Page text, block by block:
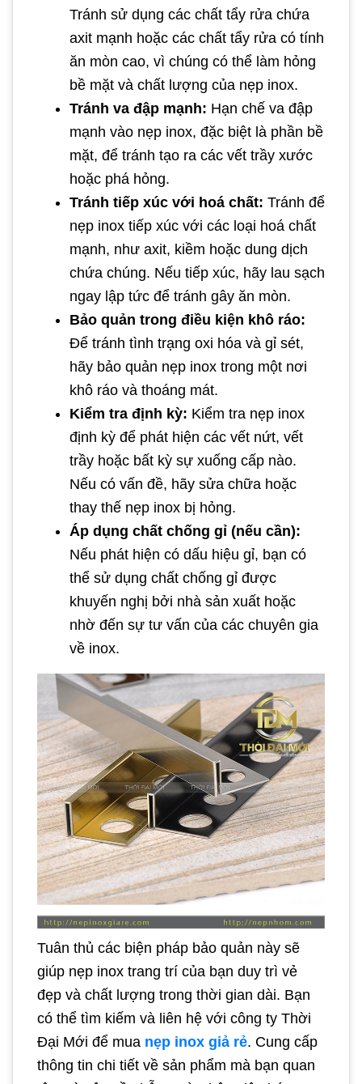
Tránh sử dụng các chất tẩy rửa chứa
axit mạnh hoặc các chất tẩy rửa có tính
ăn mòn cao, vì chúng có thể làm hỏng
bề mặt và chất lượng của nẹp inox.
Tránh va đập mạnh: Hạn chế va đập
mạnh vào nẹp inox, đặc biệt là phần bề
mặt, để tránh tạo ra các vết trầy xước
hoặc phá hỏng.
Tránh tiếp xúc với hoá chất: Tránh để
nẹp inox tiếp xúc với các loại hoá chất
mạnh, như axit, kiềm hoặc dung dịch
chứa chúng. Nếu tiếp xúc, hãy lau sạch
ngay lập tức để tránh gây ăn mòn.
Bảo quản trong điều kiện khô ráo:
Để tránh tình trạng oxi hóa và gỉ sét,
hãy bảo quản nẹp inox trong một nơi
khô ráo và thoáng mát.
Kiểm tra định kỳ: Kiểm tra nẹp inox
định kỳ để phát hiện các vết nứt, vết
trầy hoặc bất kỳ sự xuống cấp nào.
Nếu có vấn đề, hãy sửa chữa hoặc
thay thế nẹp inox bị hỏng.
Áp dụng chất chống gỉ (nếu cần):
Nếu phát hiện có dấu hiệu gỉ, bạn có
thể sử dụng chất chống gỉ được
khuyến nghị bởi nhà sản xuất hoặc
nhờ đến sự tư vấn của các chuyên gia
về inox.
Tuân thủ các biện pháp bảo quản này sẽ
giúp nẹp inox trang trí của bạn duy trì vẻ
đẹp và chất lượng trong thời gian dài. Bạn
có thể tìm kiếm và liên hệ với công ty Thời
Đại Mới để mua nẹp inox giả rẻ. Cung cấp
thông tin chi tiết về sản phẩm mà bạn quan